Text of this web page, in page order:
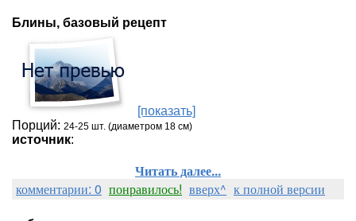
Блины, базовый рецепт
[показать]
Порций: 24-25 шт. (диаметром 18 см)
источник:
Читать далее...
комментарии: 0 понравилось! вверх^ к полной версии